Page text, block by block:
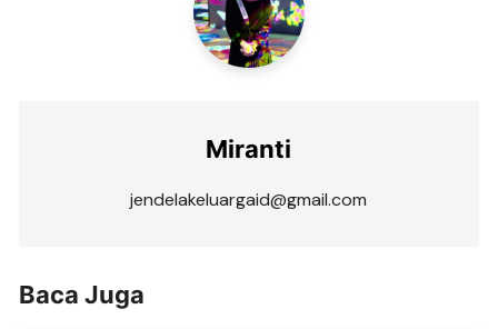
Miranti
jendelakeluargaid@gmail.com
Baca Juga